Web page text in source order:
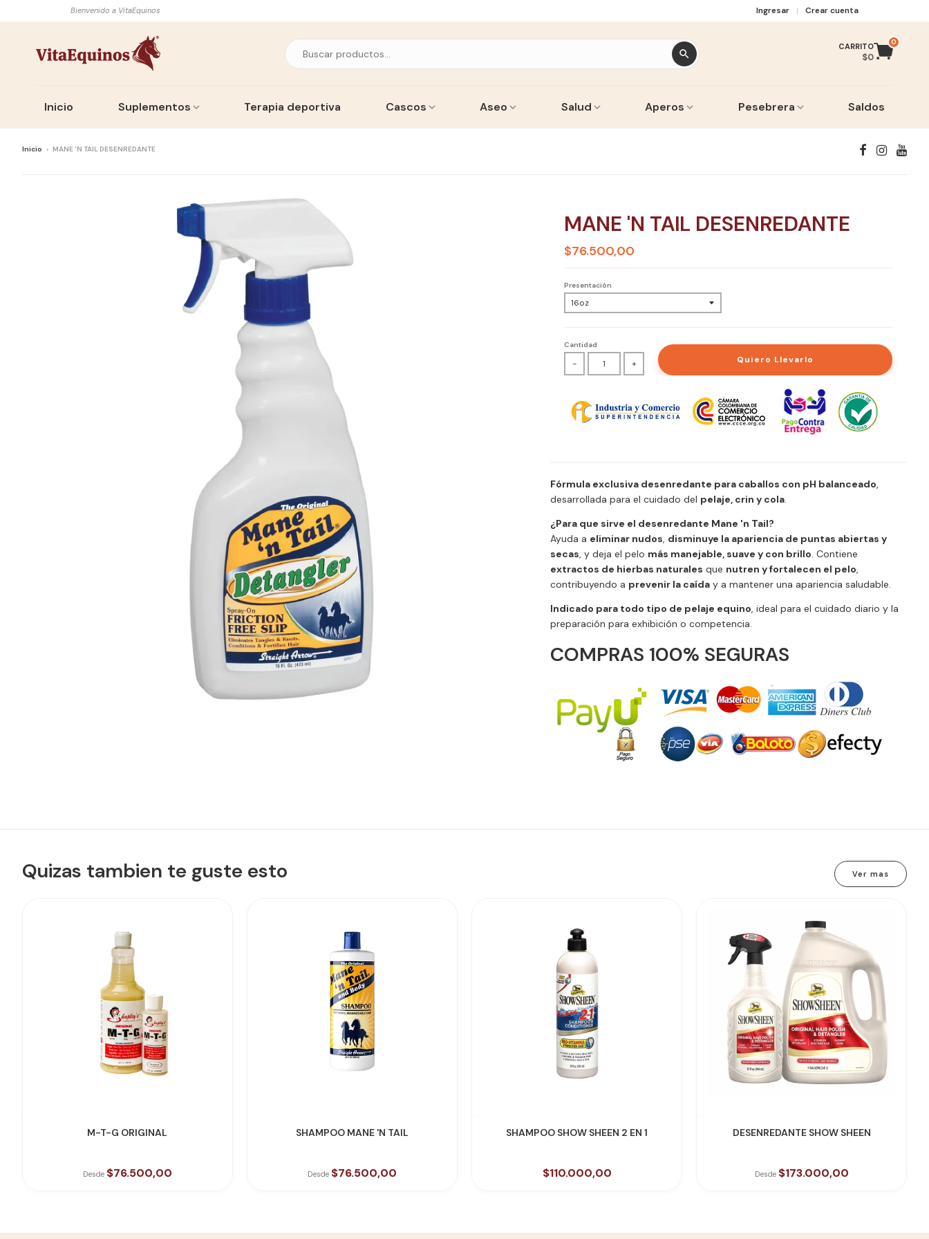
Bienvenido a VitaEquinos Ingresar Crear cuenta
CARRITO
$0
0
Inicio Suplementos Terapia deportiva Cascos Aseo Salud Aperos Pesebrera Saldos
Inicio › MANE 'N TAIL DESENREDANTE
MANE 'N TAIL DESENREDANTE
$76.500,00
Presentación
Cantidad
- + Quiero Llevarlo
Fórmula exclusiva desenredante para caballos con pH balanceado,
desarrollada para el cuidado del pelaje, crin y cola.
¿Para que sirve el desenredante Mane 'n Tail?
Ayuda a eliminar nudos, disminuye la apariencia de puntas abiertas y
secas, y deja el pelo más manejable, suave y con brillo. Contiene
extractos de hierbas naturales que nutren y fortalecen el pelo,
contribuyendo a prevenir la caída y a mantener una apariencia saludable.
Indicado para todo tipo de pelaje equino, ideal para el cuidado diario y la
preparación para exhibición o competencia.
COMPRAS 100% SEGURAS
Quizas tambien te guste esto Ver mas
M-T-G ORIGINAL
Desde $76.500,00
SHAMPOO MANE 'N TAIL
Desde $76.500,00
SHAMPOO SHOW SHEEN 2 EN 1
$110.000,00
DESENREDANTE SHOW SHEEN
Desde $173.000,00